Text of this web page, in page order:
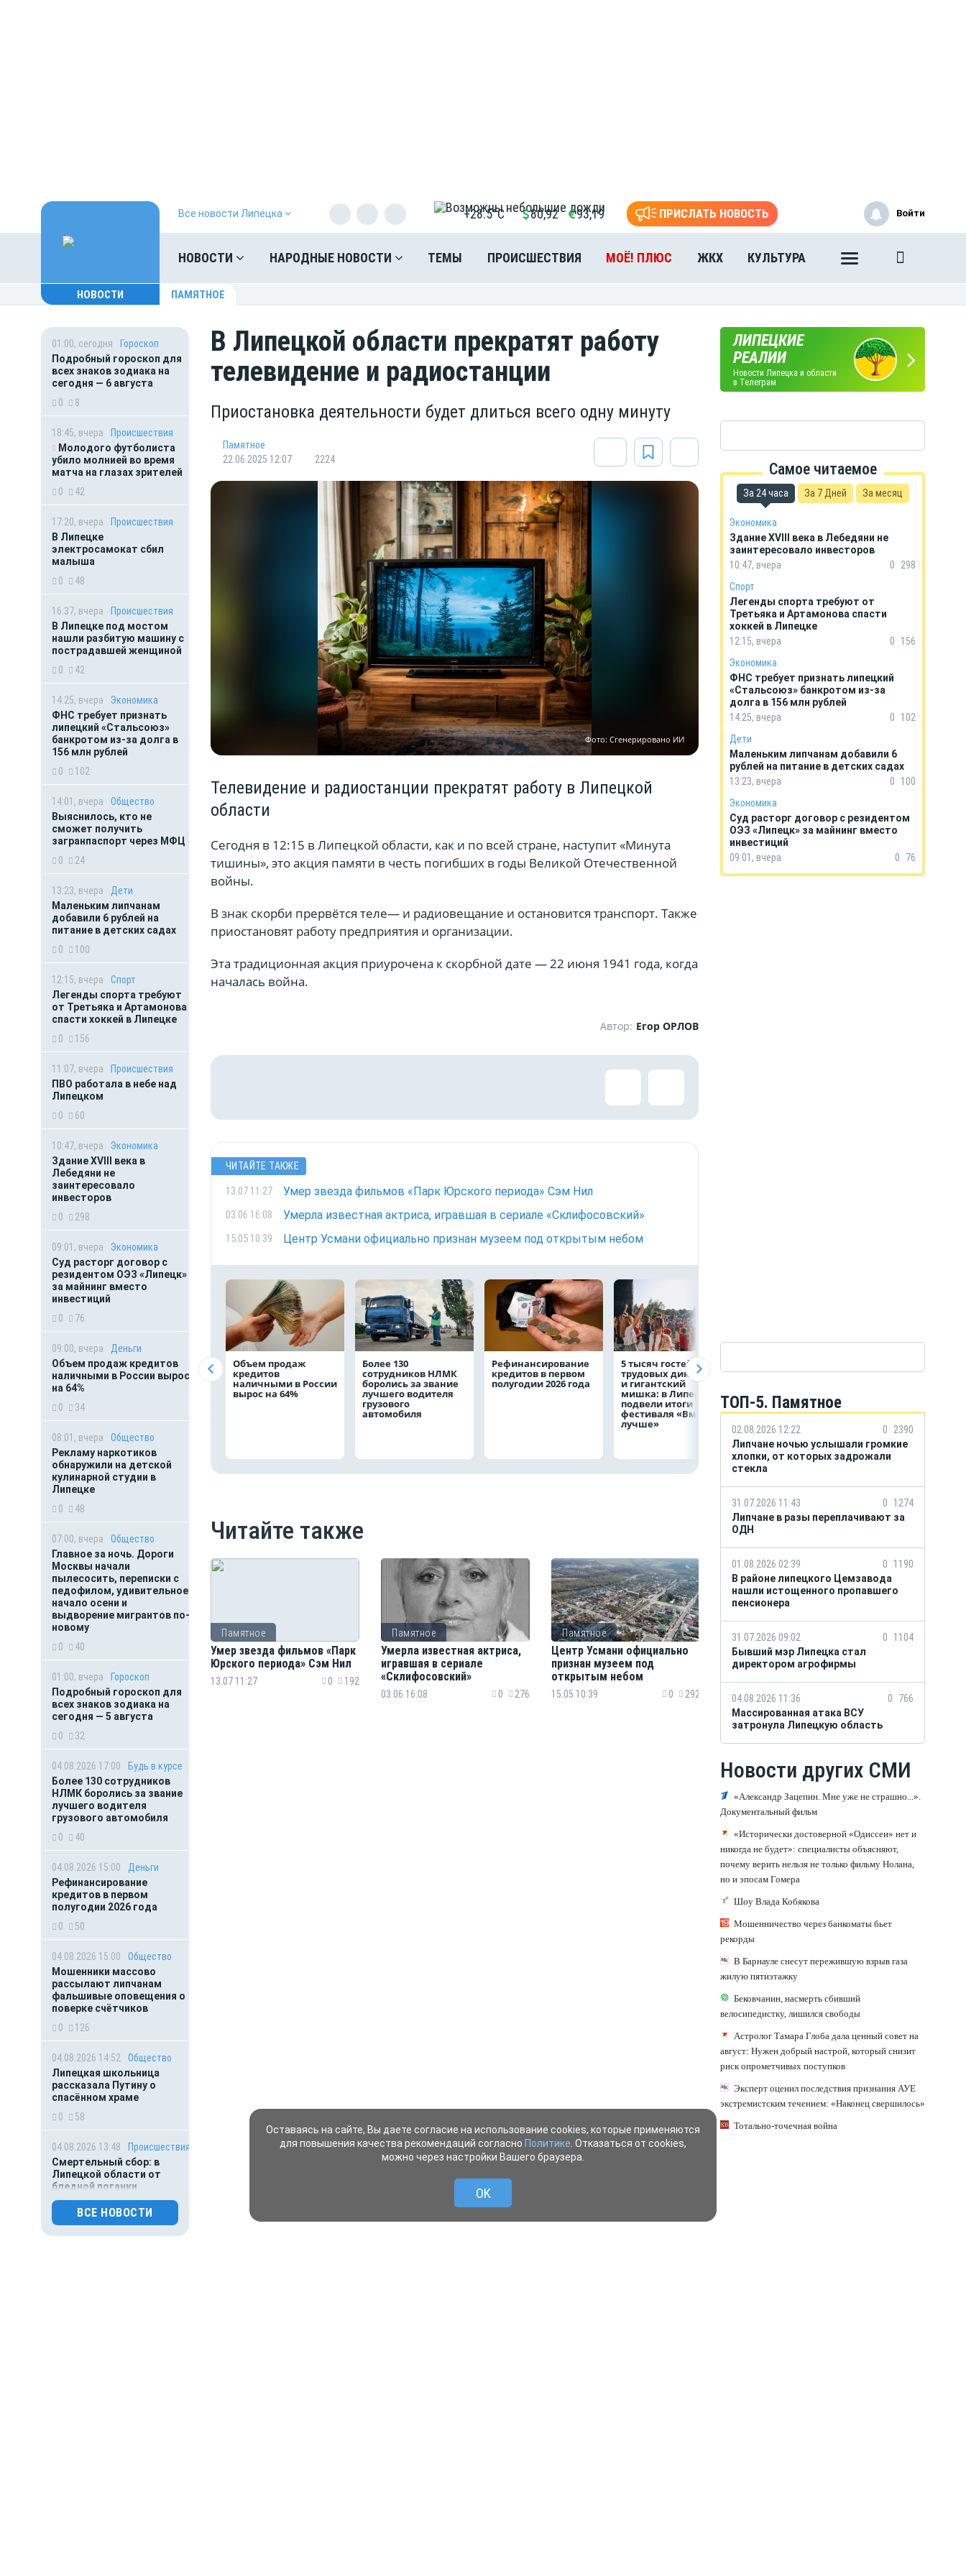
Все новости Липецка +28.5°C 80,92 93,19 ПРИСЛАТЬ НОВОСТЬ
НОВОСТИ НАРОДНЫЕ НОВОСТИ ТЕМЫ ПРОИСШЕСТВИЯ МОЁ! ПЛЮС ЖКХ КУЛЬТУРА
Войти
НОВОСТИ ПАМЯТНОЕ
01:00, сегодня
Гороскоп
Подробный гороскоп для
всех знаков зодиака на
сегодня — 6 августа
0
8
18:45, вчера
Происшествия
Молодого футболиста
убило молнией во время
матча на глазах зрителей
0
42
17:20, вчера
Происшествия
В Липецке
электросамокат сбил
малыша
0
48
16:37, вчера
Происшествия
В Липецке под мостом
нашли разбитую машину с
пострадавшей женщиной
0
42
14:25, вчера
Экономика
ФНС требует признать
липецкий «Стальсоюз»
банкротом из-за долга в
156 млн рублей
0
102
14:01, вчера
Общество
Выяснилось, кто не
сможет получить
загранпаспорт через МФЦ
0
24
13:23, вчера
Дети
Маленьким липчанам
добавили 6 рублей на
питание в детских садах
0
100
12:15, вчера
Спорт
Легенды спорта требуют
от Третьяка и Артамонова
спасти хоккей в Липецке
0
156
11:07, вчера
Происшествия
ПВО работала в небе над
Липецком
0
60
10:47, вчера
Экономика
Здание XVIII века в
Лебедяни не
заинтересовало
инвесторов
0
298
09:01, вчера
Экономика
Суд расторг договор с
резидентом ОЭЗ «Липецк»
за майнинг вместо
инвестиций
0
76
09:00, вчера
Деньги
Объем продаж кредитов
наличными в России вырос
на 64%
0
34
08:01, вчера
Общество
Рекламу наркотиков
обнаружили на детской
кулинарной студии в
Липецке
0
48
07:00, вчера
Общество
Главное за ночь. Дороги
Москвы начали
пылесосить, переписки с
педофилом, удивительное
начало осени и
выдворение мигрантов по-
новому
0
40
01:00, вчера
Гороскоп
Подробный гороскоп для
всех знаков зодиака на
сегодня — 5 августа
0
32
04.08.2026 17:00
Будь в курсе
Более 130 сотрудников
НЛМК боролись за звание
лучшего водителя
грузового автомобиля
0
40
04.08.2026 15:00
Деньги
Рефинансирование
кредитов в первом
полугодии 2026 года
0
50
04.08.2026 15:00
Общество
Мошенники массово
рассылают липчанам
фальшивые оповещения о
поверке счётчиков
0
126
04.08.2026 14:52
Общество
Липецкая школьница
рассказала Путину о
спасённом храме
0
58
04.08.2026 13:48
Происшествия
Смертельный сбор: в
Липецкой области от
бледной поганки
скончалась пенсионерка
68
ВСЕ НОВОСТИ
В Липецкой области прекратят работу
телевидение и радиостанции
Приостановка деятельности будет длиться всего одну минуту
Памятное
22.06.2025 12:07
2224
Фото: Сгенерировано ИИ
Телевидение и радиостанции прекратят работу в Липецкой
области
Сегодня в 12:15 в Липецкой области, как и по всей стране, наступит «Минута
тишины», это акция памяти в честь погибших в годы Великой Отечественной
войны.
В знак скорби прервётся теле— и радиовещание и остановится транспорт. Также
приостановят работу предприятия и организации.
Эта традиционная акция приурочена к скорбной дате — 22 июня 1941 года, когда
началась война.
Автор: Егор ОРЛОВ
ЧИТАЙТЕ ТАКЖЕ
13.07 11:27 Умер звезда фильмов «Парк Юрского периода» Сэм Нил
03.06 16:08 Умерла известная актриса, игравшая в сериале «Склифосовский»
15.05 10:39 Центр Усмани официально признан музеем под открытым небом
Объем продаж
кредитов
наличными в России
вырос на 64%
Более 130
сотрудников НЛМК
боролись за звание
лучшего водителя
грузового
автомобиля
Рефинансирование
кредитов в первом
полугодии 2026 года
5 тысяч гостей, 9
трудовых династий
и гигантский
мишка: в Липецке
подвели итоги
фестиваля «Вместе
лучше»
учебных заведениях
трёх человек на
место
млрд рублей
Читайте также
Памятное
Умер звезда фильмов «Парк
Юрского периода» Сэм Нил
13.07 11:27 0 192
Памятное
Умерла известная актриса,
игравшая в сериале
«Склифосовский»
03.06 16:08 0 276
Памятное
Центр Усмани официально
признан музеем под
открытым небом
15.05 10:39 0 292
ЛИПЕЦКИЕ
РЕАЛИИ
Новости Липецка и области
в Телеграм
ПОГОДА
В ЛИПЕЦКЕ
ГОРОСКОП
НА КАЖДЫЙ ДЕНЬ
Самое читаемое
За 24 часа За 7 Дней За месяц
Экономика
Здание XVIII века в Лебедяни не
заинтересовало инвесторов
10:47, вчера
0
298
Спорт
Легенды спорта требуют от
Третьяка и Артамонова спасти
хоккей в Липецке
12:15, вчера
0
156
Экономика
ФНС требует признать липецкий
«Стальсоюз» банкротом из-за
долга в 156 млн рублей
14:25, вчера
0
102
Дети
Маленьким липчанам добавили 6
рублей на питание в детских садах
13:23, вчера
0
100
Экономика
Суд расторг договор с резидентом
ОЭЗ «Липецк» за майнинг вместо
инвестиций
09:01, вчера
0 76
ТОП-5. Памятное
02.08.2026 12:22 0
2390
Липчане ночью услышали громкие
хлопки, от которых задрожали
стекла
31.07.2026 11:43 0
1274
Липчане в разы переплачивают за
ОДН
01.08.2026 02:39 0
1190
В районе липецкого Цемзавода
нашли истощенного пропавшего
пенсионера
31.07.2026 09:02 0
1104
Бывший мэр Липецка стал
директором агрофирмы
04.08.2026 11:36 0
766
Массированная атака ВСУ
затронула Липецкую область
Новости других СМИ
«Александр Зацепин. Мне уже не страшно...».
Документальный фильм
«Исторически достоверной «Одиссеи» нет и
никогда не будет»: специалисты объясняют,
почему верить нельзя не только фильму Нолана,
но и эпосам Гомера
Шоу Влада Кобякова
Мошенничество через банкоматы бьет
рекорды
В Барнауле снесут пережившую взрыв газа
жилую пятиэтажку
Бековчанин, насмерть сбивший
велосипедистку, лишился свободы
Астролог Тамара Глоба дала ценный совет на
август: Нужен добрый настрой, который снизит
риск опрометчивых поступков
Эксперт оценил последствия признания АУЕ
экстремистским течением: «Наконец свершилось»
Тотально-точечная война
Оставаясь на сайте, Вы даете согласие на использование cookies, которые применяются
для повышения качества рекомендаций согласно Политике . Отказаться от cookies,
можно через настройки Вашего браузера.
OK